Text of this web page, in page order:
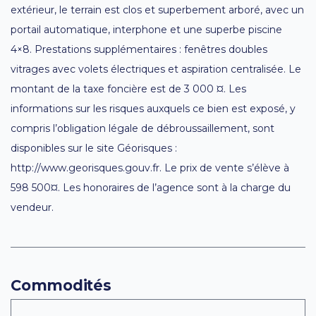
extérieur, le terrain est clos et superbement arboré, avec un
portail automatique, interphone et une superbe piscine
4×8. Prestations supplémentaires : fenêtres doubles
vitrages avec volets électriques et aspiration centralisée. Le
montant de la taxe foncière est de 3 000 ¤. Les
informations sur les risques auxquels ce bien est exposé, y
compris l’obligation légale de débroussaillement, sont
disponibles sur le site Géorisques :
http://www.georisques.gouv.fr. Le prix de vente s’élève à
598 500¤. Les honoraires de l’agence sont à la charge du
vendeur.
Commodités